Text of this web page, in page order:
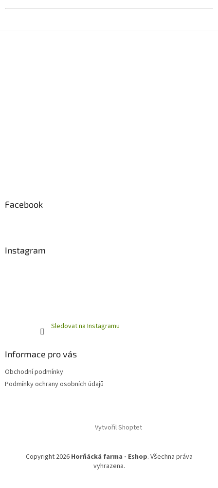
Facebook
Instagram
Sledovat na Instagramu
Informace pro vás
Obchodní podmínky
Podmínky ochrany osobních údajů
Vytvořil Shoptet
Copyright 2026 Horňácká farma - Eshop. Všechna práva
vyhrazena.